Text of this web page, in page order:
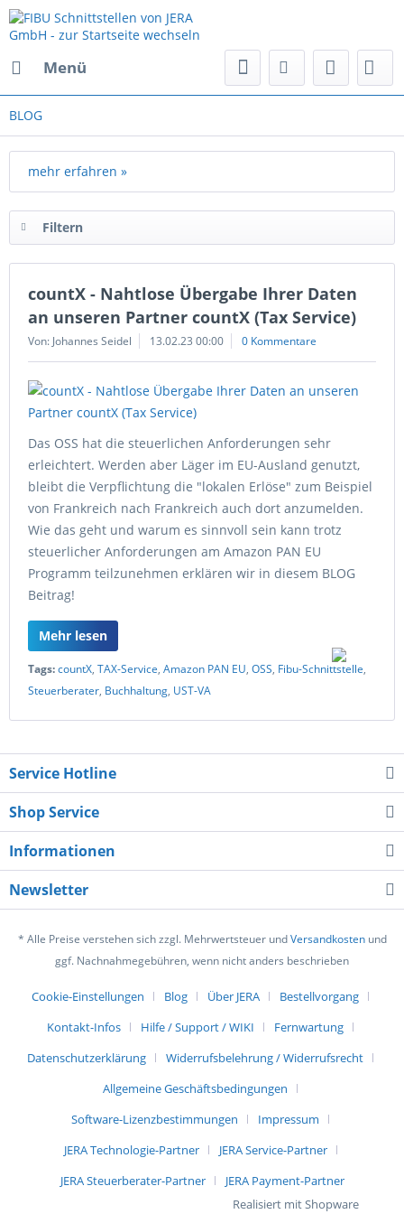
Menü
BLOG
mehr erfahren »
Filtern
countX - Nahtlose Übergabe Ihrer Daten
an unseren Partner countX (Tax Service)
Von: Johannes Seidel 13.02.23 00:00 0 Kommentare
Das OSS hat die steuerlichen Anforderungen sehr
erleichtert. Werden aber Läger im EU-Ausland genutzt,
bleibt die Verpflichtung die "lokalen Erlöse" zum Beispiel
von Frankreich nach Frankreich auch dort anzumelden.
Wie das geht und warum es sinnvoll sein kann trotz
steuerlicher Anforderungen am Amazon PAN EU
Programm teilzunehmen erklären wir in diesem BLOG
Beitrag!
Mehr lesen
Tags:countX, TAX-Service, Amazon PAN EU, OSS, Fibu-Schnittstelle,
Steuerberater, Buchhaltung, UST-VA
Service Hotline
Shop Service
Informationen
Newsletter
* Alle Preise verstehen sich zzgl. Mehrwertsteuer undVersandkostenund
ggf. Nachnahmegebühren, wenn nicht anders beschrieben
Cookie-Einstellungen Blog Über JERA
Bestellvorgang
Kontakt-Infos
Hilfe / Support / WIKI
Fernwartung
Datenschutzerklärung
Widerrufsbelehrung / Widerrufsrecht
Allgemeine Geschäftsbedingungen
Software-Lizenzbestimmungen
Impressum
JERA Technologie-Partner
JERA Service-Partner
JERA Steuerberater-Partner
JERA Payment-Partner
Realisiert mit Shopware